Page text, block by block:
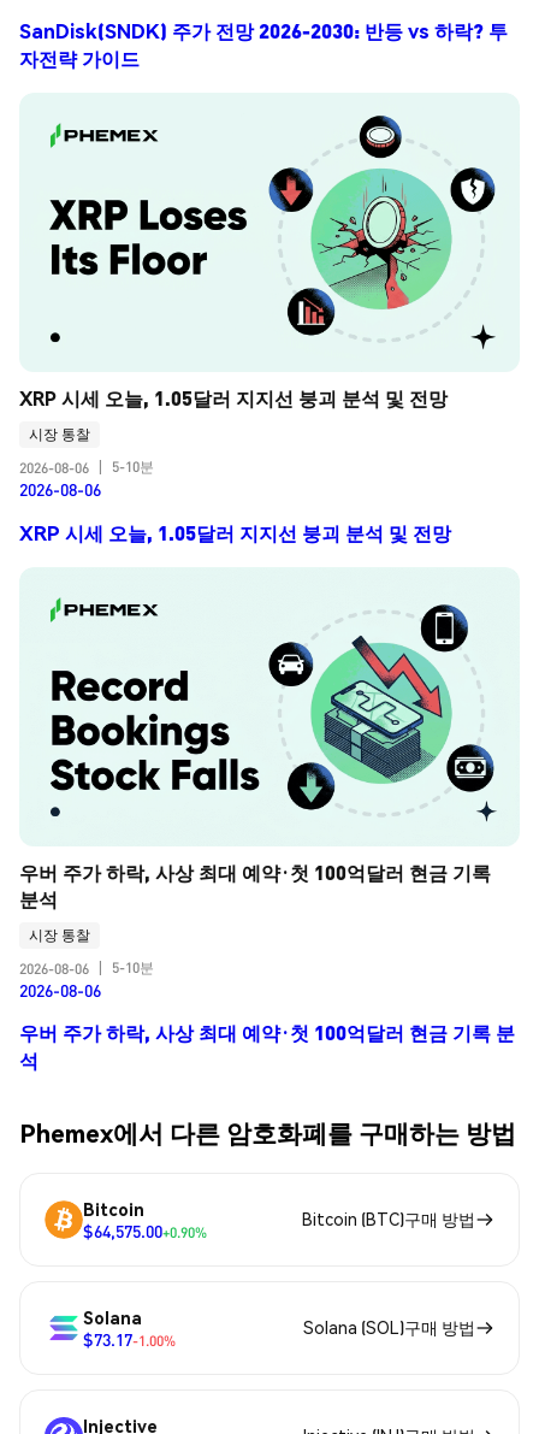
SanDisk(SNDK) 주가 전망 2026-2030: 반등 vs 하락? 투
자전략 가이드
XRP 시세 오늘, 1.05달러 지지선 붕괴 분석 및 전망
시장 통찰
2026-08-06
5-10분
2026-08-06
XRP 시세 오늘, 1.05달러 지지선 붕괴 분석 및 전망
우버 주가 하락, 사상 최대 예약·첫 100억달러 현금 기록
분석
시장 통찰
2026-08-06
5-10분
2026-08-06
우버 주가 하락, 사상 최대 예약·첫 100억달러 현금 기록 분
석
Phemex에서 다른 암호화폐를 구매하는 방법
Bitcoin
$64,575.00+0.90%
Bitcoin (BTC)구매 방법
Solana
$73.17-1.00%
Solana (SOL)구매 방법
Injective